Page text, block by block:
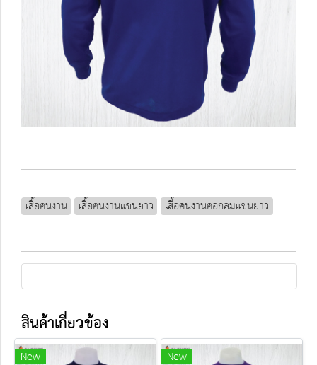
เสื้อคนงาน เสื้อคนงานแขนยาว เสื้อคนงานคอกลมแขนยาว
สินค้าเกี่ยวข้อง
New New